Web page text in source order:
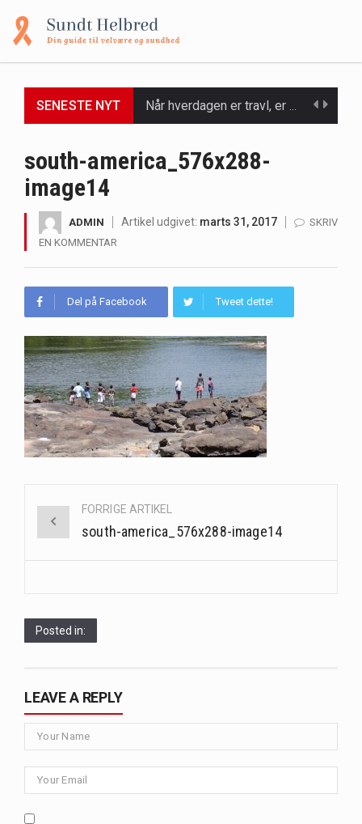
SENESTE NYT
Når hverdagen er travl, er der ikke altid tid eller overskud til at bruge timer…
Et spaophold er ofte synonymt med afslapning, forkælelse og tid til at lade batterierne op,…
Massagestole er ikke længere forbeholdt luksuriøse spaer og wellnesscentre - de er nu tilgængelige til…
south-america_576x288-
image14
ADMIN Artikel udgivet: marts 31, 2017
SKRIV
EN KOMMENTAR
Del på Facebook Tweet dette!
navigationFORRIGE ARTIKEL
south-america_576x288-image14
Posted in:
LEAVE A REPLY